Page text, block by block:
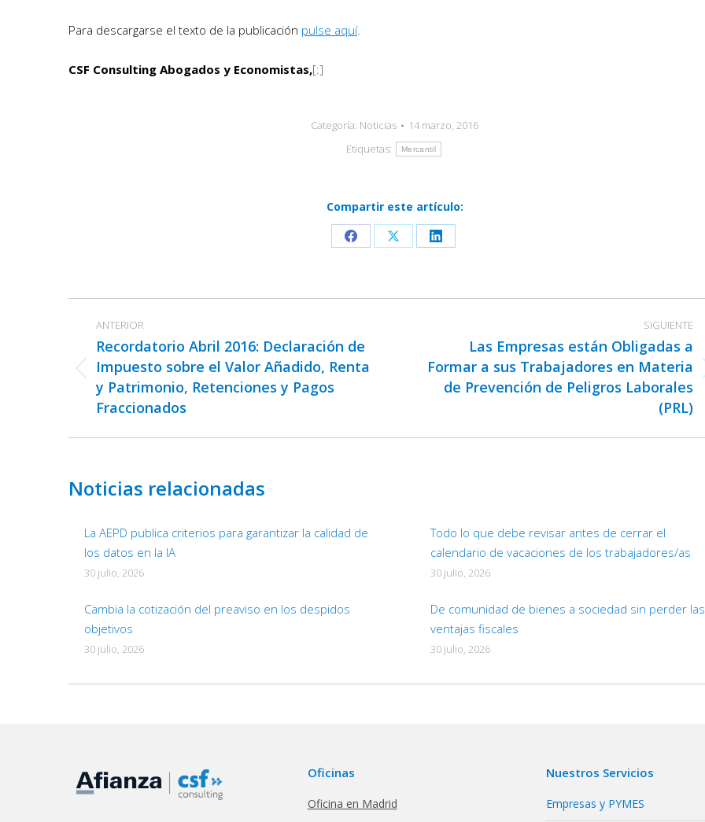
Para descargarse el texto de la publicación pulse aquí.
CSF Consulting Abogados y Economistas,[:]
Categoría: Noticias
14 marzo, 2016
Etiquetas:
Mercantil
Compartir este artículo:
Share
Facebook
Share
X
Share
LinkedIn
entre
publicaciones
ANTERIOR
Publicación
anterior:
Recordatorio Abril 2016: Declaración de
Impuesto sobre el Valor Añadido, Renta
y Patrimonio, Retenciones y Pagos
Fraccionados
SIGUIENTE
Publicación
siguiente:
Las Empresas están Obligadas a
Formar a sus Trabajadores en Materia
de Prevención de Peligros Laborales
(PRL)
Noticias relacionadas
La AEPD publica criterios para garantizar la calidad de
los datos en la IA
30 julio, 2026
Todo lo que debe revisar antes de cerrar el
calendario de vacaciones de los trabajadores/as
30 julio, 2026
Cambia la cotización del preaviso en los despidos
objetivos
30 julio, 2026
De comunidad de bienes a sociedad sin perder las
ventajas fiscales
30 julio, 2026
Oficinas
Oficina en Madrid
Nuestros Servicios
Empresas y PYMES